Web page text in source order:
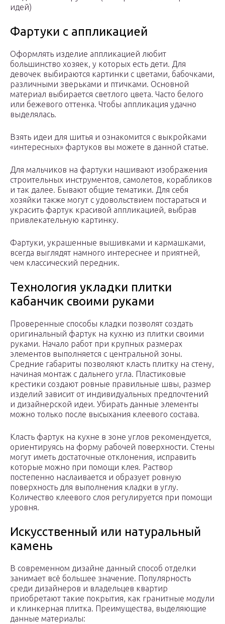
идей)
Фартуки с аппликацией
Оформлять изделие аппликацией любит
большинство хозяек, у которых есть дети. Для
девочек выбираются картинки с цветами, бабочками,
различными зверьками и птичками. Основной
материал выбирается светлого цвета. Часто белого
или бежевого оттенка. Чтобы аппликация удачно
выделялась.
Взять идеи для шитья и ознакомится с выкройками
«интересных» фартуков вы можете в данной статье.
Для мальчиков на фартуки нашивают изображения
строительных инструментов, самолетов, корабликов
и так далее. Бывают общие тематики. Для себя
хозяйки также могут с удовольствием постараться и
украсить фартук красивой аппликацией, выбрав
привлекательную картинку.
Фартуки, украшенные вышивками и кармашками,
всегда выглядят намного интереснее и приятней,
чем классический передник.
Технология укладки плитки
кабанчик своими руками
Проверенные способы кладки позволят создать
оригинальный фартук на кухню из плитки своими
руками. Начало работ при крупных размерах
элементов выполняется с центральной зоны.
Средние габариты позволяют класть плитку на стену,
начиная монтаж с дальнего угла. Пластиковые
крестики создают ровные правильные швы, размер
изделий зависит от индивидуальных предпочтений
и дизайнерской идеи. Убирать данные элементы
можно только после высыхания клеевого состава.
Класть фартук на кухне в зоне углов рекомендуется,
ориентируясь на форму рабочей поверхности. Стены
могут иметь достаточные отклонения, исправить
которые можно при помощи клея. Раствор
постепенно наслаивается и образует ровную
поверхность для выполнения кладки в углу.
Количество клеевого слоя регулируется при помощи
уровня.
Искусственный или натуральный
камень
В современном дизайне данный способ отделки
занимает всё большее значение. Популярность
среди дизайнеров и владельцев квартир
приобретают такие покрытия, как гранитные модули
и клинкерная плитка. Преимущества, выделяющие
данные материалы: